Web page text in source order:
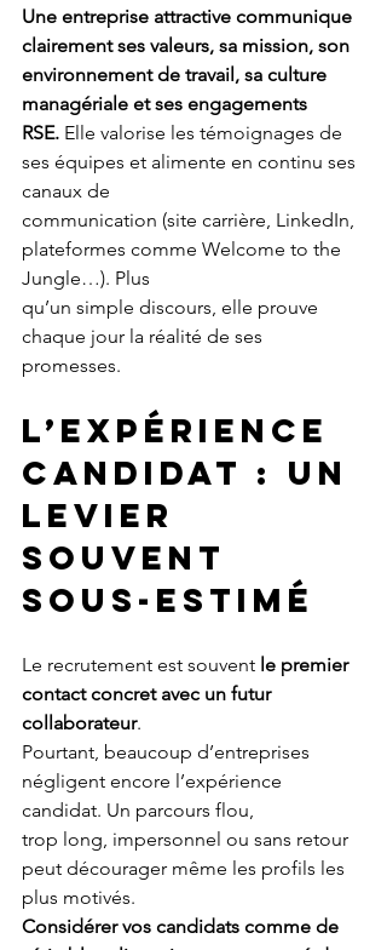
Une entreprise attractive communique
clairement ses valeurs, sa mission, son
environnement de travail, sa culture
managériale et ses engagements
RSE. Elle valorise les témoignages de
ses équipes et alimente en continu ses
canaux de
communication (site carrière, LinkedIn,
plateformes comme Welcome to the
Jungle…). Plus
qu’un simple discours, elle prouve
chaque jour la réalité de ses
promesses.
L’EXPÉRIENCE
CANDIDAT : UN
LEVIER
SOUVENT
SOUS-ESTIMÉ
Le recrutement est souvent le premier
contact concret avec un futur
collaborateur.
Pourtant, beaucoup d’entreprises
négligent encore l’expérience
candidat. Un parcours flou,
trop long, impersonnel ou sans retour
peut décourager même les profils les
plus motivés.
Considérer vos candidats comme de